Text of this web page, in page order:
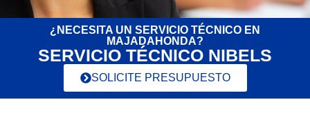
¿NECESITA UN SERVICIO TÉCNICO EN
MAJADAHONDA?
SERVICIO TÉCNICO NIBELS
SOLICITE PRESUPUESTO